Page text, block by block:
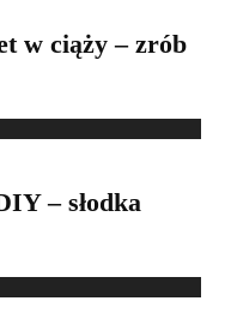
w ciąży – zrób
– słodka